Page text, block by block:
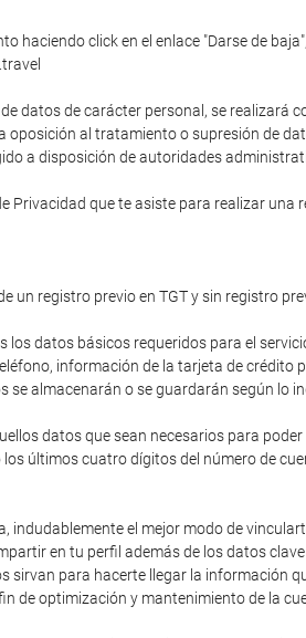
haciendo click en el enlace "Darse de
datos de carácter personal, se realizará
al tratamiento o supresión de
a disposición de autoridades
Privacidad que te asiste para realizar una
registro previo en TGT y sin registro
los datos básicos requeridos para el
información de la tarjeta de
almacenarán o se guardarán según lo
datos que sean necesarios para
últimos cuatro dígitos del número de
indudablemente el mejor modo de
en tu perfil además de los datos
para hacerte llegar la información
de optimización y mantenimiento de la